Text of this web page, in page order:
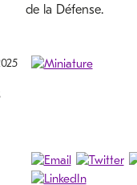
de la Défense.